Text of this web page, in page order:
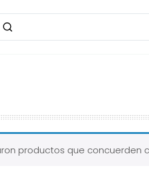
productos que concuerden